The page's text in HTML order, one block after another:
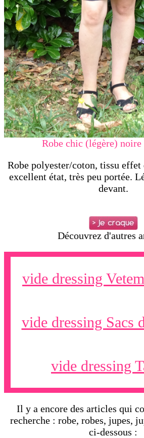
Robe chic (légère)
Robe polyester/coton, tissu effet
excellent état, très peu portée.
devant.
Découvrez d'autres
vide dressing
vide dressing Sacs
vide dressing
Il y a encore des articles qui
recherche : robe, robes, jupes,
ci-dessous :